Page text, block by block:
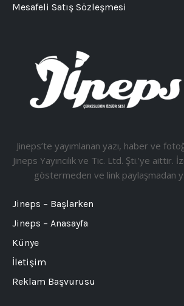
Jineps’te yayımlanan yazı, haber ve
Jineps Yayıncılık ve Tic. Ltd. Şti.’ye aittir.
göstermeden ve link paylaşmadan
Jineps – Başlarken
Jineps – Anasayfa
Künye
İletişim
Reklam Başvurusu
Mesafeli Satış Sözleşmesi